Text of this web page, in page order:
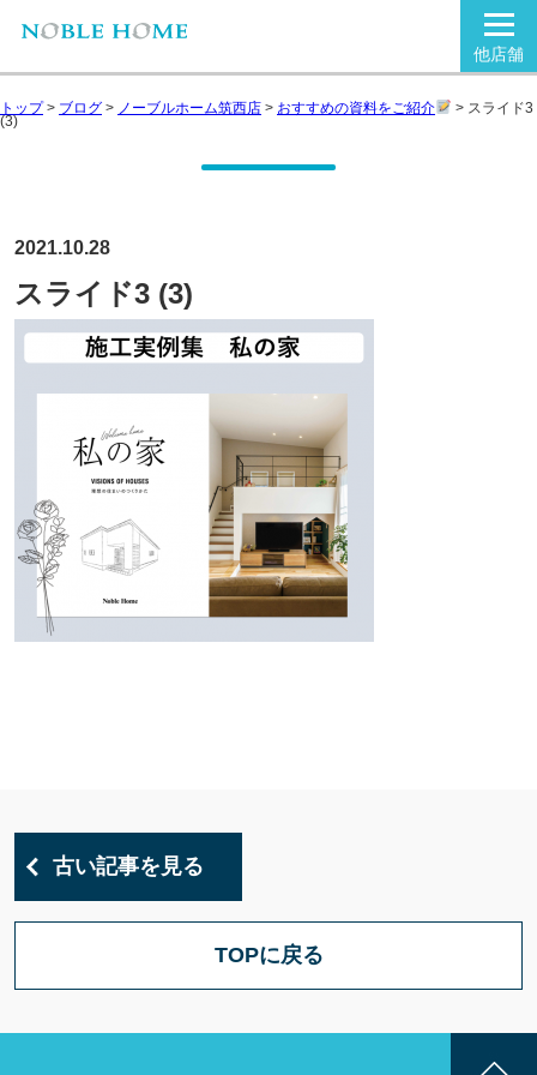
他店舗
トップ> ブログ > ノーブルホーム筑西店 > おすすめの資料をご紹介 > スライド3
(3)
2021.10.28
スライド3 (3)
古い記事を見る
TOPに戻る